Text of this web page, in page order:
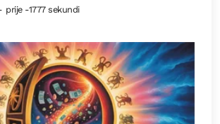
prije -1777 sekundi